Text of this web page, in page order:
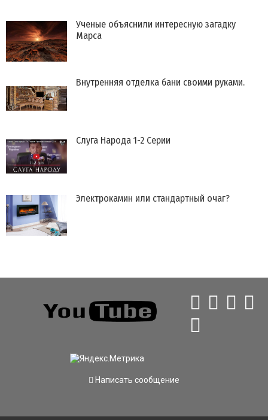
Ученые объяснили интересную загадку
Марса
Внутренняя отделка бани своими руками.
Слуга Народа 1-2 Серии
Электрокамин или стандартный очаг?
Написать сообщение